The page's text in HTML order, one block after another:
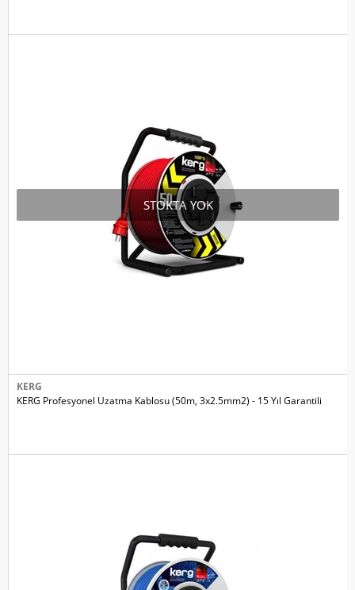
STOKTA YOK
KERG
KERG Profesyonel Uzatma Kablosu (50m, 3х2.5mm2) - 15 Yıl Garantili